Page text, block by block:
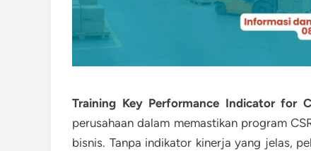
Training Key Performance Indicator for
perusahaan dalam memastikan program
bisnis. Tanpa indikator kinerja yang jelas,